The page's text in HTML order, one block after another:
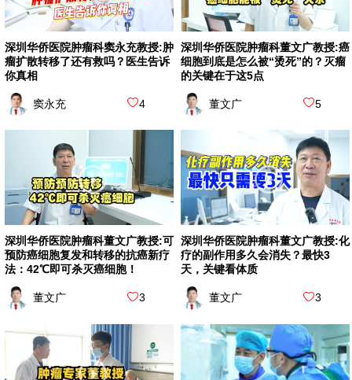
深圳华侨医院肿瘤科窦永充教授:肿
瘤扩散转移了还有救吗？医生告诉
你真相
窦永充 4
深圳华侨医院肿瘤科董文广教授:可
预防癌细胞复发和转移的抗癌新疗
法：42℃即可杀灭癌细胞！
董文广 3
深圳华侨医院肿瘤科董文广教授:癌
细胞到底是怎么被“烫死”的？灭瘤
的关键在于这5点
董文广 5
深圳华侨医院肿瘤科董文广教授:化
疗的副作用多久会消失？最快3
天，关键看体质
董文广 3